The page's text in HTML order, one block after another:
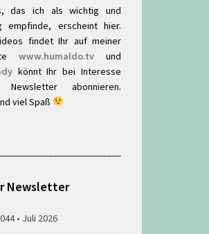
das ich als wichtig und
empfinde, erscheint hier.
findet Ihr auf meiner
www.humaldo.tv und
könnt Ihr bei Interesse
abonnieren.
viel Spaß
Newsletter
• Juli 2026